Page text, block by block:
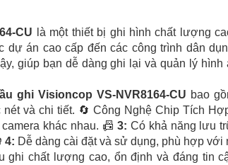
CU
là một thiết bị ghi hình chất lượng
dự án cao cấp đến các công trình dân
giúp bạn dễ dàng ghi lại và quản lý hình
ghi Visioncop VS-NVR8164-CU bao
và chi tiết. 🔄 Công Nghệ Chip Tích
khác nhau. 📠3: Có khả năng lưu
4: Dễ dàng cài đặt và sử dụng, phù hợp
ghi chất lượng cao, ổn định và đáng tin